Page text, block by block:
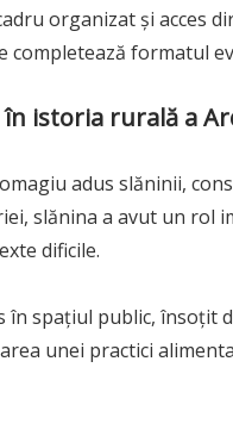
organizat și acces
completează formatul
în istoria rurală a
adus slăninii,
slănina a avut un
dificile.
în spațiul public, însoțit
unei practici